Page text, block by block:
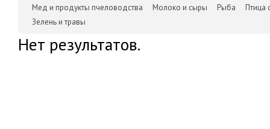
Мед и продукты пчеловодства
Молоко и сыры Рыба
Птица
Зелень и травы
Нет результатов.